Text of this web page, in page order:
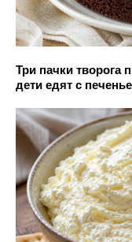
Три пачки творога
дети едят с